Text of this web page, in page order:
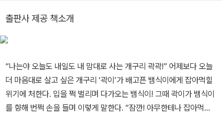
출판사 제공 책소개
“나는야 오늘도 내일도 내 맘대로 사는 개구리 곽곽!” 어제보다 오늘
더 마음대로 살고 싶은 개구리 ‘곽이’가 배고픈 뱀식이에게 잡아먹힐
위기에 처한다. 입을 쩍 벌리며 다가오는 뱀식이! 그때 곽이가 뱀식이
를 향해 번쩍 손을 들며 이렇게 말한다. “잠깐! 아무한테나 잡아먹힐